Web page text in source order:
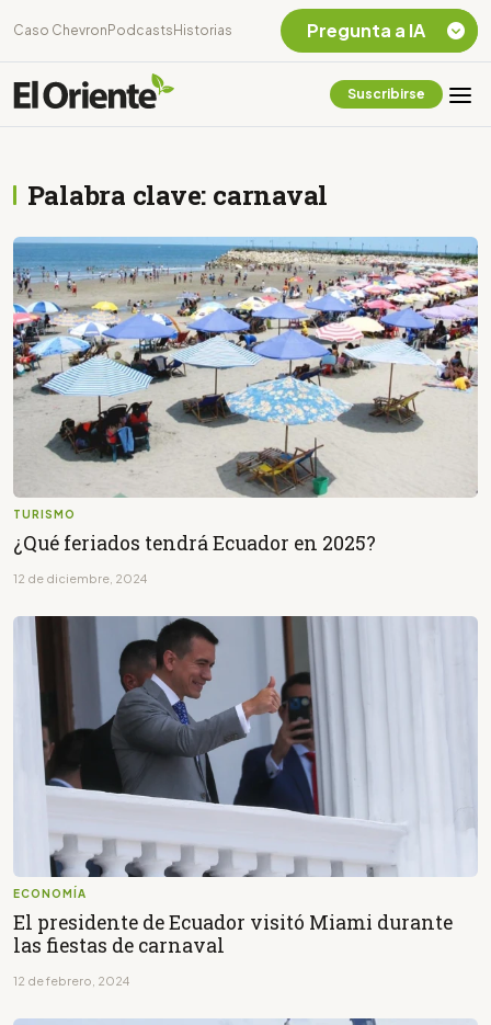
Caso Chevron Podcasts Historias
Suscribirse
Palabra clave: carnaval
TURISMO
¿Qué feriados tendrá Ecuador en 2025?
12 de diciembre, 2024
ECONOMÍA
El presidente de Ecuador visitó Miami durante
las fiestas de carnaval
12 de febrero, 2024
Pregunta a IA
Amazonia Ecuatoriana
¿En que consiste la
tasa minera que rige en
Ecuador?